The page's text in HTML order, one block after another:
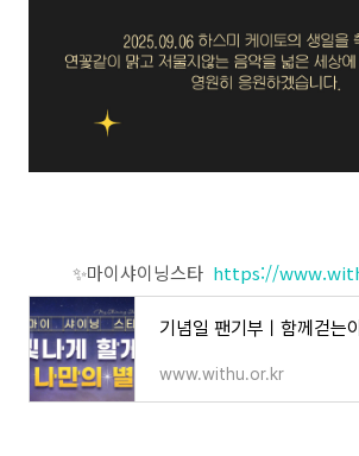
✨마이샤이닝스타 https://
www.withu.or.kr